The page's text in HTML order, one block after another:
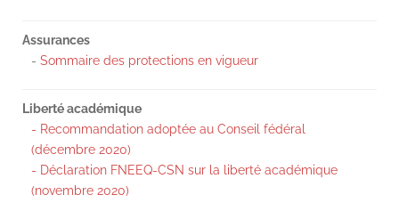
Assurances
- Sommaire des protections en vigueur
Liberté académique
- Recommandation adoptée au Conseil fédéral
(décembre 2020)
- Déclaration FNEEQ-CSN sur la liberté académique
(novembre 2020)